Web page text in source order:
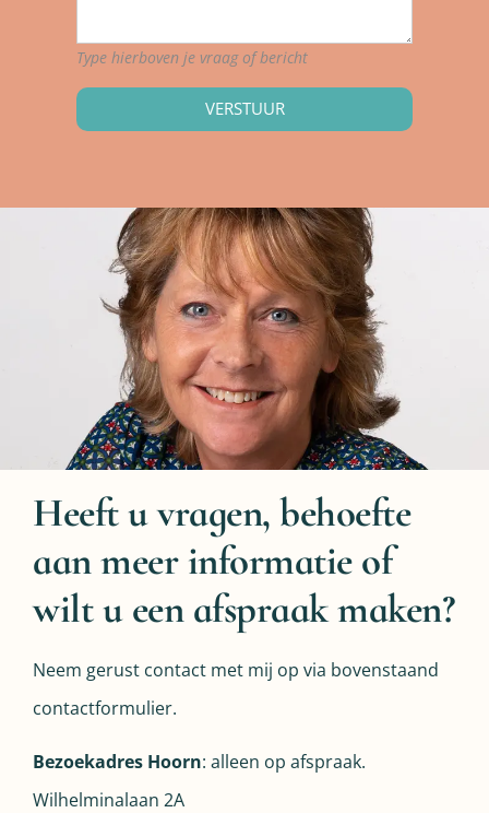
Type hierboven je vraag of bericht
VERSTUUR
Heeft u vragen, behoefte
aan meer informatie of
wilt u een afspraak maken?
Neem gerust contact met mij op via bovenstaand
contactformulier.
Bezoekadres Hoorn: alleen op afspraak.
Wilhelminalaan 2A